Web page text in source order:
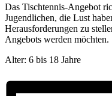
Das Tischtennis-Angebot
Jugendlichen, die Lust
Herausforderungen zu
Angebots werden möchten.
Alter: 6 bis 18 Jahre